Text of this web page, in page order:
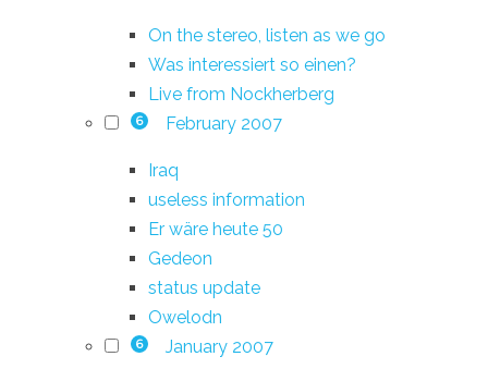
On the stereo, listen as we go
Was interessiert so einen?
Live from Nockherberg
6 February 2007
Iraq
useless information
Er wäre heute 50
Gedeon
status update
Owelodn
6 January 2007